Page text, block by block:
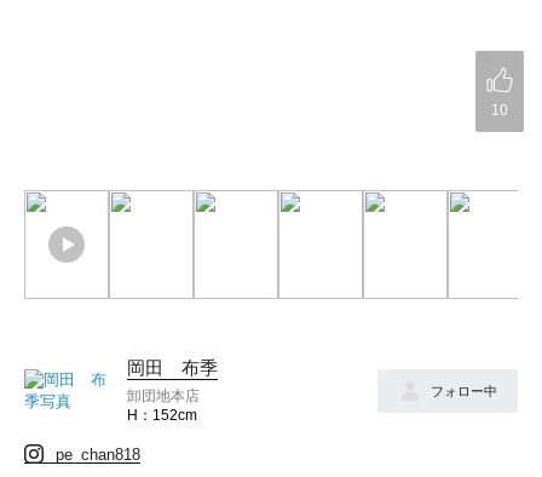
10
岡田 布季
卸団地本店
152cm
フォロー中
pe_chan818